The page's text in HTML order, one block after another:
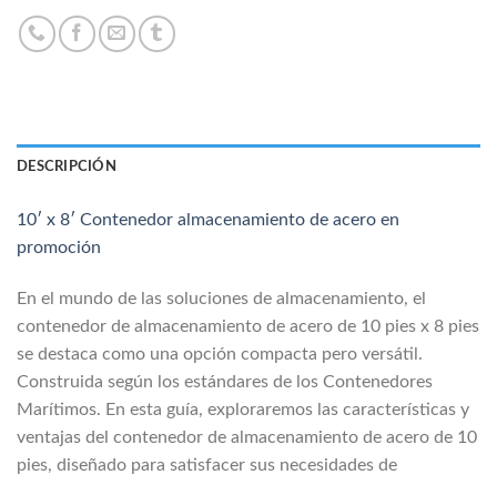
DESCRIPCIÓN
10′ x 8′ Contenedor almacenamiento de acero en
promoción
En el mundo de las soluciones de almacenamiento, el
contenedor de almacenamiento de acero de 10 pies x 8 pies
se destaca como una opción compacta pero versátil.
Construida según los estándares de los Contenedores
Marítimos. En esta guía, exploraremos las características y
ventajas del contenedor de almacenamiento de acero de 10
pies, diseñado para satisfacer sus necesidades de